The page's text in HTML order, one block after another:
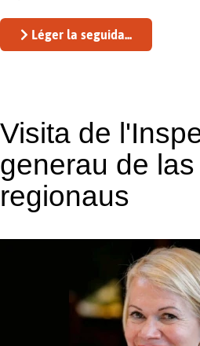
Léger la seguida...
Visita de
generau de
regionaus